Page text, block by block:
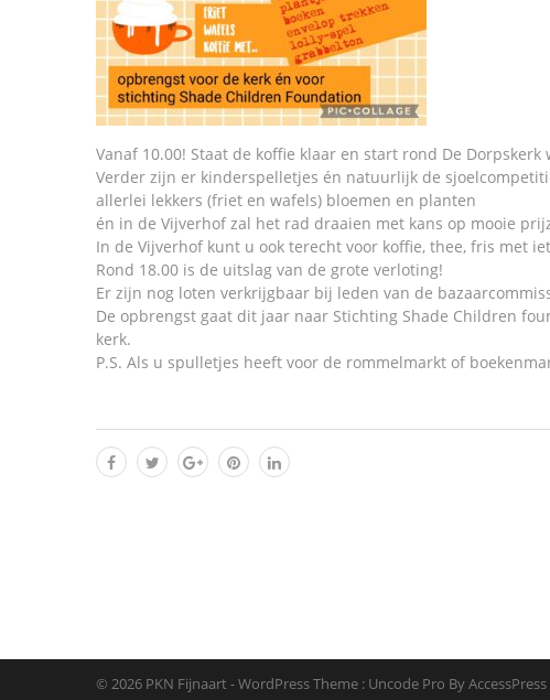
Vanaf 10.00! Staat de koffie klaar en start rond De
Verder zijn er kinderspelletjes én natuurlijk de
allerlei lekkers (friet en wafels) bloemen en planten
én in de Vijverhof zal het rad draaien met kans op mooie
In de Vijverhof kunt u ook terecht voor koffie, thee, fris met
Rond 18.00 is de uitslag van de grote verloting!
Er zijn nog loten verkrijgbaar bij leden van de
De opbrengst gaat dit jaar naar Stichting Shade Children
kerk.
P.S. Als u spulletjes heeft voor de rommelmarkt of
© 2026 PKN Fijnaart - WordPress Theme : Uncode Pro By